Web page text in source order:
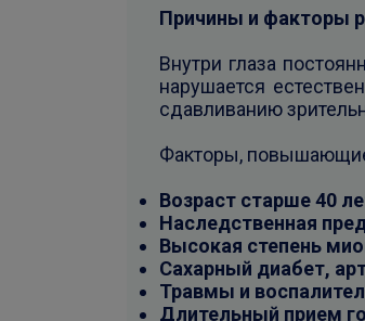
Причины и факторы
Внутри глаза
нарушается
сдавливанию
Факторы, повышающие
Возраст старше 40
Наследственная
Высокая степень
Сахарный диабет,
Травмы и
Длительный прием